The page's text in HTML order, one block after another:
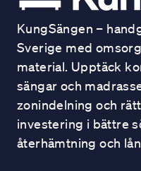
KungSängen –
Sverige med
material. Upptäck
sängar och
zonindelning och
investering i bättre
återhämtning och